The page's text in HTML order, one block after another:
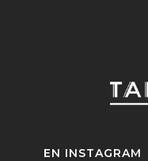
EN INSTAGRAM